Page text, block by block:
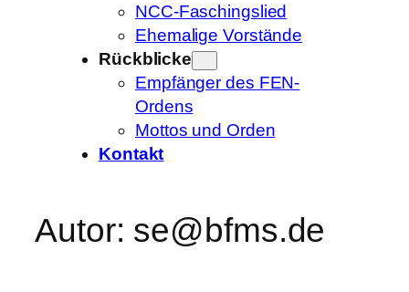
NCC-Faschingslied
Ehemalige Vorstände
Rückblicke
Empfänger des FEN-
Ordens
Mottos und Orden
Kontakt
Autor: se@bfms.de